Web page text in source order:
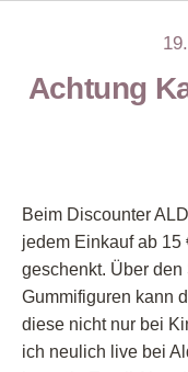
Achtung
Beim Discounter
jedem Einkauf ab
geschenkt. Über
Gummifiguren kann
diese nicht nur bei
ich neulich live bei